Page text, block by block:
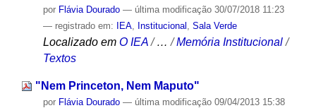
por Flávia Dourado — última modificação30/07/2018 11:23
— registrado em:
IEA, Institucional Sala Verde
Localizado em O IEA /…/Memória Institucional /
Textos
"Nem Princeton, Nem Maputo"
por Flávia Dourado — última modificação09/04/2013 15:38